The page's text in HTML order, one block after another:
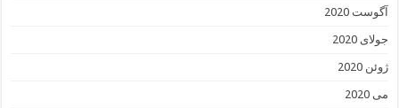
آگوست 2020
جولای 2020
ژوئن 2020
می 2020